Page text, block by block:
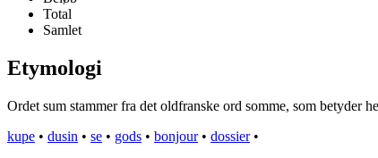
Total
Samlet
Etymologi
Ordet sum stammer fra det oldfranske ord somme, som betyder
kupe • dusin • se • gods • bonjour• dossier•